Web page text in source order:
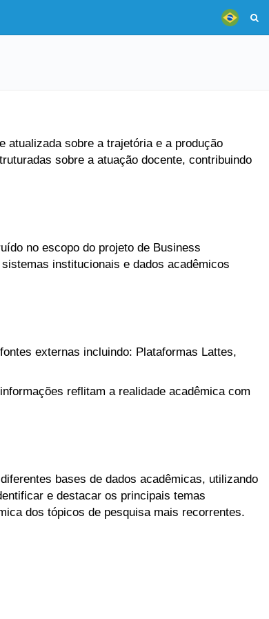
atualizada sobre a trajetória e a produção
sobre a atuação docente, contribuindo
no escopo do projeto de Business
institucionais e dados acadêmicos
externas incluindo: Plataformas Lattes,
reflitam a realidade acadêmica com
bases de dados acadêmicas, utilizando
e destacar os principais temas
dos tópicos de pesquisa mais recorrentes.